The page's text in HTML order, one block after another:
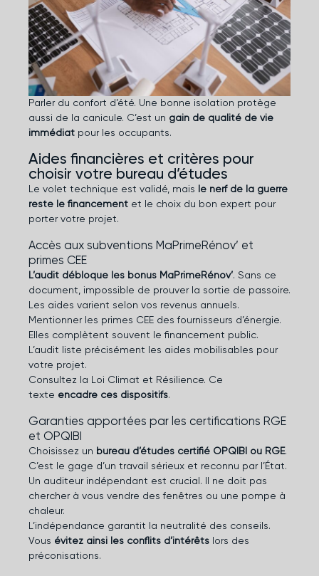
Parler du confort d’été. Une bonne isolation protège
aussi de la canicule. C’est un gain de qualité de vie
immédiat pour les occupants.
Aides financières et critères pour
choisir votre bureau d’études
Le volet technique est validé, mais
le nerf de la guerre
reste le financement et le choix du bon expert pour
porter votre projet.
Accès aux subventions MaPrimeRénov’ et
primes CEE
L’audit débloque les bonus MaPrimeRénov’. Sans ce
document, impossible de prouver la sortie de passoire.
Les aides varient selon vos revenus annuels.
Mentionner les primes CEE des fournisseurs d’énergie.
Elles complètent souvent le financement public.
L’audit liste précisément les aides mobilisables pour
votre projet.
Consultez la Loi Climat et Résilience. Ce
texte encadre ces dispositifs.
Garanties apportées par les certifications RGE
et OPQIBI
Choisissez un bureau d’études certifié OPQIBI ou RGE.
C’est le gage d’un travail sérieux et reconnu par l’État.
Un auditeur indépendant est crucial. Il ne doit pas
chercher à vous vendre des fenêtres ou une pompe à
chaleur.
L’indépendance garantit la neutralité des conseils.
Vous évitez ainsi les conflits d’intérêts lors des
préconisations.